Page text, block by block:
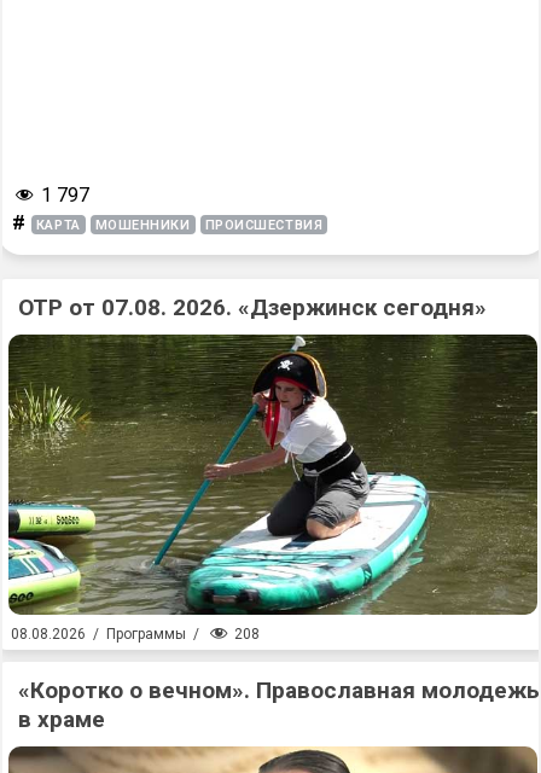
1 797
# КАРТА МОШЕННИКИ ПРОИСШЕСТВИЯ
ОТР от 07.08. 2026. «Дзержинск сегодня»
08.08.2026 / Программы / 208
«Коротко о вечном». Православная молодежь
в храме